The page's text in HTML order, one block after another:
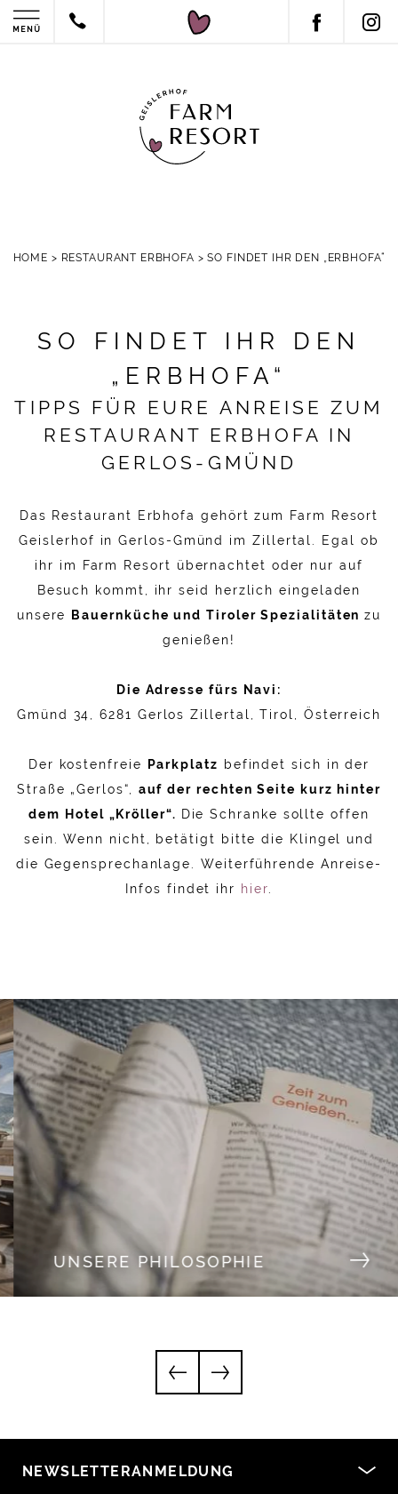
HOME > RESTAURANT ERBHOFA >SO FINDET IHR DEN „ERBHOFA“
SO FINDET IHR DEN
„ERBHOFA“
TIPPS FÜR EURE ANREISE ZUM
RESTAURANT ERBHOFA IN
GERLOS-GMÜND
Das Restaurant Erbhofa gehört zum Farm Resort
Geislerhof in Gerlos-Gmünd im Zillertal. Egal ob
ihr im Farm Resort übernachtet oder nur auf
Besuch kommt, ihr seid herzlich eingeladen
unsere
Bauernküche und Tiroler Spezialitätenzu
genießen!
Die Adresse fürs Navi:
Gmünd 34, 6281 Gerlos Zillertal, Tirol, Österreich
Der kostenfreie Parkplatz
befindet sich in der
Straße „Gerlos“, auf der rechten Seite kurz hinter
dem Hotel „Kröller“. Die Schranke sollte offen
sein. Wenn nicht, betätigt bitte die Klingel und
die Gegensprechanlage. Weiterführende Anreise-
Infos findet ihr
hier
UNSERE PHILOSOPHIE
NEWSLETTERANMELDUNG